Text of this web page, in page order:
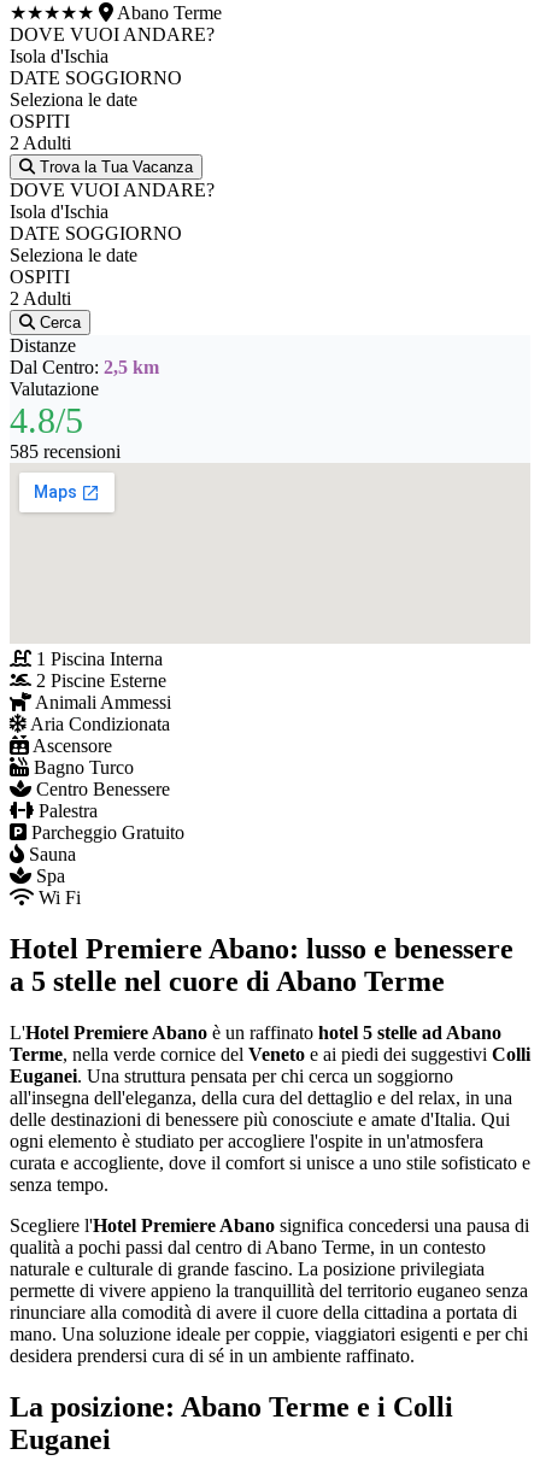
★★★★★
Abano Terme
DOVE VUOI ANDARE?
Isola d'Ischia
DATE SOGGIORNO
Seleziona le date
OSPITI
2 Adulti
Trova la Tua Vacanza
DOVE VUOI ANDARE?
Isola d'Ischia
DATE SOGGIORNO
Seleziona le date
OSPITI
2 Adulti
Cerca
Distanze
Dal Centro: 2,5 km
Valutazione
4.8/5
585 recensioni
1 Piscina Interna
2 Piscine Esterne
Animali Ammessi
Aria Condizionata
Ascensore
Bagno Turco
Centro Benessere
Palestra
Parcheggio Gratuito
Sauna
Spa
Wi Fi
Hotel Premiere Abano: lusso e benessere
a 5 stelle nel cuore di Abano Terme
L'Hotel Premiere Abano è un raffinato hotel 5 stelle ad Abano
Terme, nella verde cornice del Veneto e ai piedi dei suggestivi Colli
Euganei. Una struttura pensata per chi cerca un soggiorno
all'insegna dell'eleganza, della cura del dettaglio e del relax, in una
delle destinazioni di benessere più conosciute e amate d'Italia. Qui
ogni elemento è studiato per accogliere l'ospite in un'atmosfera
curata e accogliente, dove il comfort si unisce a uno stile sofisticato e
senza tempo.
Scegliere l'Hotel Premiere Abano significa concedersi una pausa di
qualità a pochi passi dal centro di Abano Terme, in un contesto
naturale e culturale di grande fascino. La posizione privilegiata
permette di vivere appieno la tranquillità del territorio euganeo senza
rinunciare alla comodità di avere il cuore della cittadina a portata di
mano. Una soluzione ideale per coppie, viaggiatori esigenti e per chi
desidera prendersi cura di sé in un ambiente raffinato.
La posizione: Abano Terme e i Colli
Euganei